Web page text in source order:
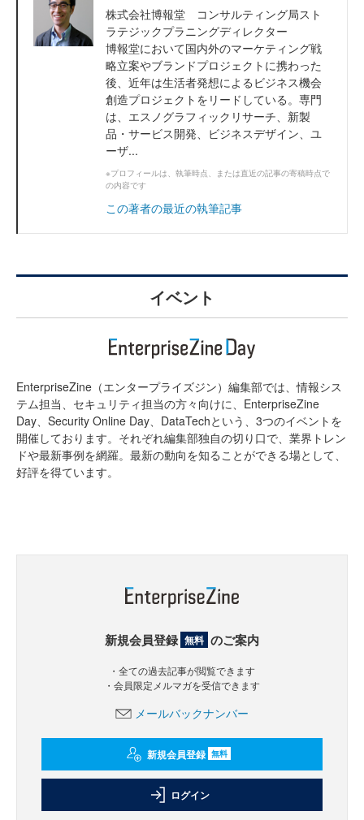
株式会社博報堂 コンサルティング局スト
ラテジックプラニングディレクター
博報堂において国内外のマーケティング戦
略立案やブランドプロジェクトに携わった
後、近年は生活者発想によるビジネス機会
創造プロジェクトをリードしている。専門
は、エスノグラフィックリサーチ、新製
品・サービス開発、ビジネスデザイン、ユ
ーザ...
※プロフィールは、執筆時点、または直近の記事の寄稿時点で
の内容です
この著者の最近の執筆記事
イベント
EnterpriseZine（エンタープライズジン）編集部では、情報シス
テム担当、セキュリティ担当の方々向けに、EnterpriseZine
Day、Security Online Day、DataTechという、3つのイベントを
開催しております。それぞれ編集部独自の切り口で、業界トレン
ドや最新事例を網羅。最新の動向を知ることができる場として、
好評を得ています。
新規会員登録 無料 のご案内
・全ての過去記事が閲覧できます
・会員限定メルマガを受信できます
メールバックナンバー
新規会員登録 無料
ログイン